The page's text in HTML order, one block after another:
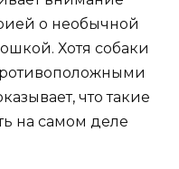
о необычной
Хотя собаки
что такие
на самом деле